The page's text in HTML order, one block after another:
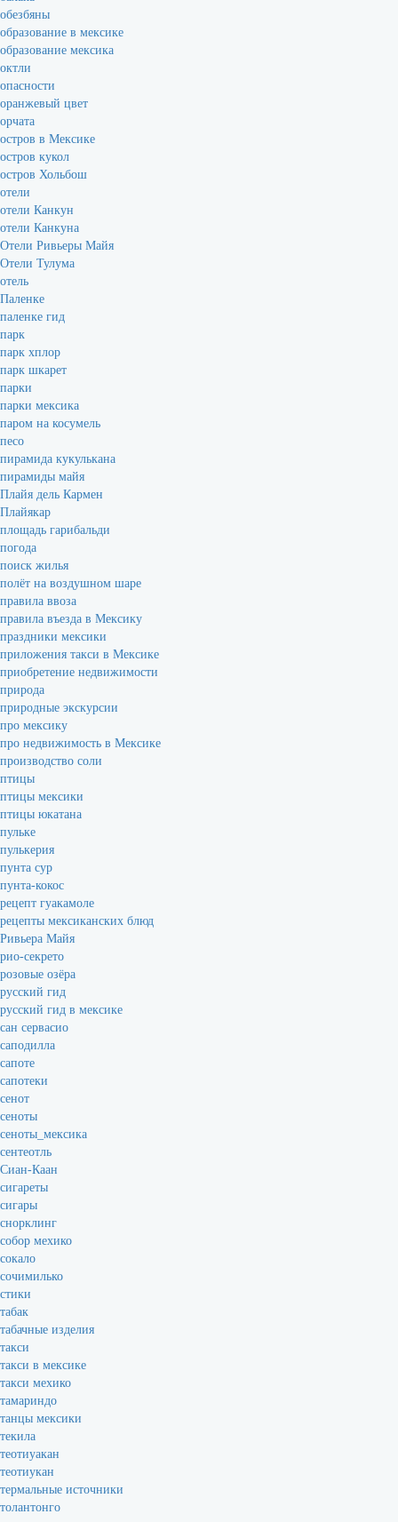
обезбяны
образование в мексике
образование мексика
октли
опасности
оранжевый цвет
орчата
остров в Мексике
остров кукол
остров Хольбош
отели
отели Канкун
отели Канкуна
Отели Ривьеры Майя
Отели Тулума
отель
Паленке
паленке гид
парк
парк хплор
парк шкарет
парки
парки мексика
паром на косумель
песо
пирамида кукулькана
пирамиды майя
Плайя дель Кармен
Плайякар
площадь гарибальди
погода
поиск жилья
полёт на воздушном шаре
правила ввоза
правила въезда в Мексику
праздники мексики
приложения такси в Мексике
приобретение недвижимости
природа
природные экскурсии
про мексику
про недвижимость в Мексике
производство соли
птицы
птицы мексики
птицы юкатана
пульке
пулькерия
пунта сур
пунта-кокос
рецепт гуакамоле
рецепты мексиканских блюд
Ривьера Майя
рио-секрето
розовые озёра
русский гид
русский гид в мексике
сан сервасио
саподилла
сапоте
сапотеки
сенот
сеноты
сеноты_мексика
сентеотль
Сиан-Каан
сигареты
сигары
снорклинг
собор мехико
сокало
сочимилько
стики
табак
табачные изделия
такси
такси в мексике
такси мехико
тамариндо
танцы мексики
текила
теотиуакан
теотиукан
термальные источники
толантонго